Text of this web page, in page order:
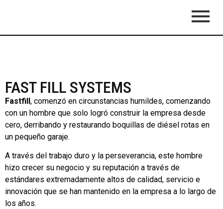
FAST FILL SYSTEMS
Fastfill, comenzó en circunstancias humildes, comenzando
con un hombre que solo logró construir la empresa desde
cero, derribando y restaurando boquillas de diésel rotas en
un pequeño garaje.
A través del trabajo duro y la perseverancia, este hombre
hizo crecer su negocio y su reputación a través de
estándares extremadamente altos de calidad, servicio e
innovación que se han mantenido en la empresa a lo largo de
los años.